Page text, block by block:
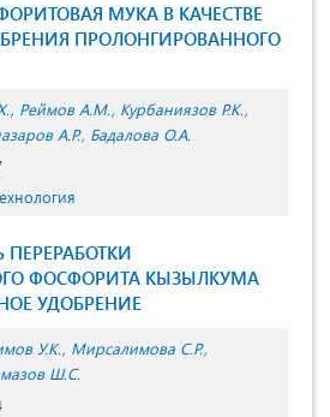
МУКА В КАЧЕСТВЕ
ПРОЛОНГИРОВАННОГО
Реймов А.М. Курбаниязов Р.К.
А.Р. Бадалова О.А.
ПЕРЕРАБОТКИ
ФОСФОРИТА КЫЗЫЛКУМА
УДОБРЕНИЕ
У.К. Мирсалимова С.Р.
Ш.С.